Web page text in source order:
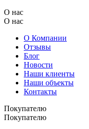
О нас
О нас
О Компании
Отзывы
Блог
Новости
Наши клиенты
Наши объекты
Контакты
Покупателю
Покупателю